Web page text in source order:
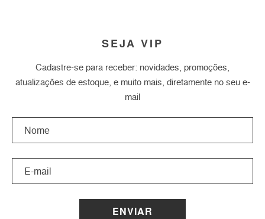
SEJA VIP
Cadastre-se para receber: novidades, promoções,
atualizações de estoque, e muito mais, diretamente no seu e-
mail
ENVIAR